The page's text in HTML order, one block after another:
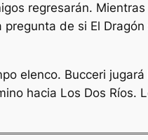
regresarán.
de si El Dragón
elenco. Bucceri jugará
hacia Los Dos Ríos.